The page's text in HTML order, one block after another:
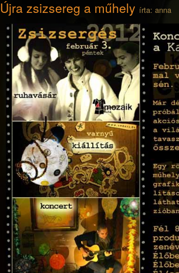
Újra zsizsereg a műhely írta: anna